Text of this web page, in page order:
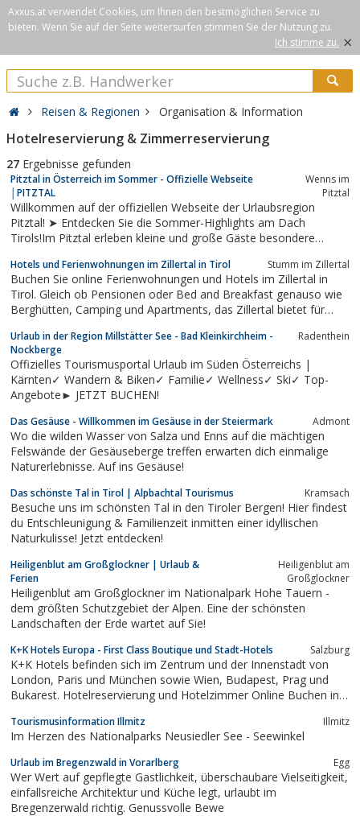
Axxus.at verwendet Cookies, um Ihnen den bestmöglichen Service zu
bieten. Wenn Sie auf der Seite weitersurfen stimmen Sie der Nutzung zu.
Ich stimme zu. ×
Reisen & Regionen Organisation & Information
Hotelreservierung & Zimmerreservierung
27 Ergebnisse gefunden
Pitztal in Österreich im Sommer - Offizielle Webseite
│PITZTAL
Wenns im
Pitztal
Willkommen auf der offiziellen Webseite der Urlaubsregion
Pitztal! ➤ Entdecken Sie die Sommer-Highlights am Dach
Tirols!Im Pitztal erleben kleine und große Gäste besondere
Abgeschiedenheit seiner Bergwelt gilt das Pitztal als eines der
schönsten und wildesten Seitentäler...
Hotels und Ferienwohnungen im Zillertal in Tirol Stumm im Zillertal
Buchen Sie online Ferienwohnungen und Hotels im Zillertal in
Tirol. Gleich ob Pensionen oder Bed and Breakfast genauso wie
Berghütten, Camping und Apartments, das Zillertal bietet für
Genießen Sie die Berge beim Skifahren und Snowboarden oder
beim Wandern und...
Urlaub in der Region Millstätter See - Bad Kleinkirchheim -
Nockberge
Radenthein
Offizielles Tourismusportal Urlaub im Süden Österreichs |
Kärnten✓ Wandern & Biken✓ Familie✓ Wellness✓ Ski✓ Top-
Angebote► JETZT BUCHEN!
Das Gesäuse - Willkommen im Gesäuse in der Steiermark Admont
Wo die wilden Wasser von Salza und Enns auf die mächtigen
Felswände der Gesäuseberge treffen erwarten dich einmalige
Naturerlebnisse. Auf ins Gesäuse!
Das schönste Tal in Tirol | Alpbachtal Tourismus Kramsach
Besuche uns im schönsten Tal in den Tiroler Bergen! Hier findest
du Entschleunigung & Familienzeit inmitten einer idyllischen
Naturkulisse! Jetzt entdecken!
Heiligenblut am Großglockner | Urlaub &
Ferien
Heiligenblut am
Großglockner
Heiligenblut am Großglockner im Nationalpark Hohe Tauern -
dem größten Schutzgebiet der Alpen. Eine der schönsten
Landschaften der Erde wartet auf Sie!
K+K Hotels Europa - First Class Boutique und Stadt-Hotels Salzburg
K+K Hotels befinden sich im Zentrum und der Innenstadt von
London, Paris und München sowie Wien, Budapest, Prag und
Bukarest. Hotelreservierung und Hotelzimmer Online Buchen in 4
Tourismusinformation Illmitz Illmitz
Im Herzen des Nationalparks Neusiedler See - Seewinkel
Urlaub im Bregenzwald in Vorarlberg Egg
Wer Wert auf gepflegte Gastlichkeit, überschaubare Vielseitigkeit,
einfallsreiche Architektur und Küche legt, urlaubt im
Bregenzerwald richtig. Genussvolle Bewe